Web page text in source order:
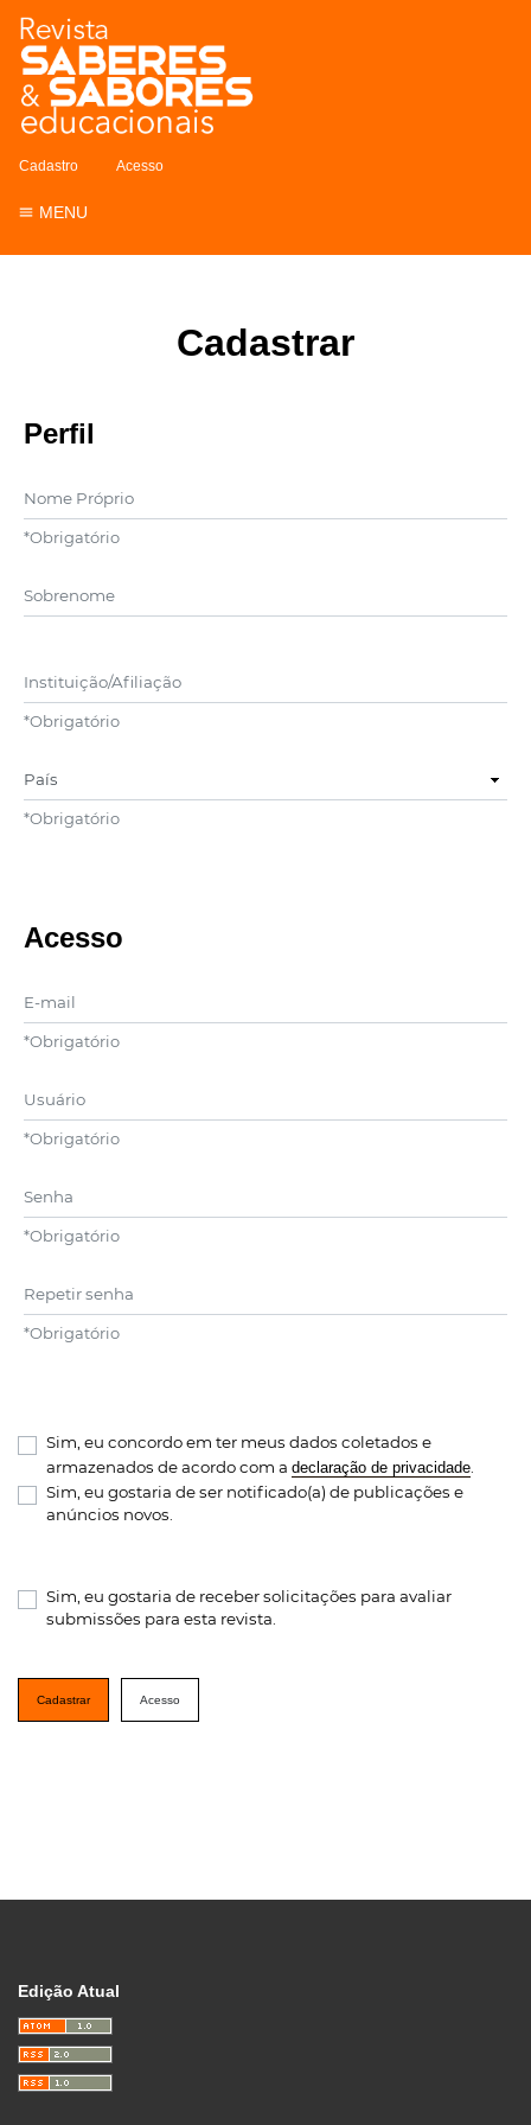
Cadastro Acesso
MENU
Cadastrar
Perfil
Nome Próprio
*Obrigatório
##user.middleName##
Instituição/Afiliação
*Obrigatório
País
*Obrigatório
Acesso
E-mail
*Obrigatório
Usuário
*Obrigatório
Senha
*Obrigatório
Repetir senha
*Obrigatório
Sim, eu concordo em ter meus dados coletados e
armazenados de acordo com a declaração de privacidade
Sim, eu gostaria de ser notificado(a) de publicações e
anúncios novos.
Sim, eu gostaria de receber solicitações para avaliar
submissões para esta revista.
Cadastrar Acesso
Edição Atual